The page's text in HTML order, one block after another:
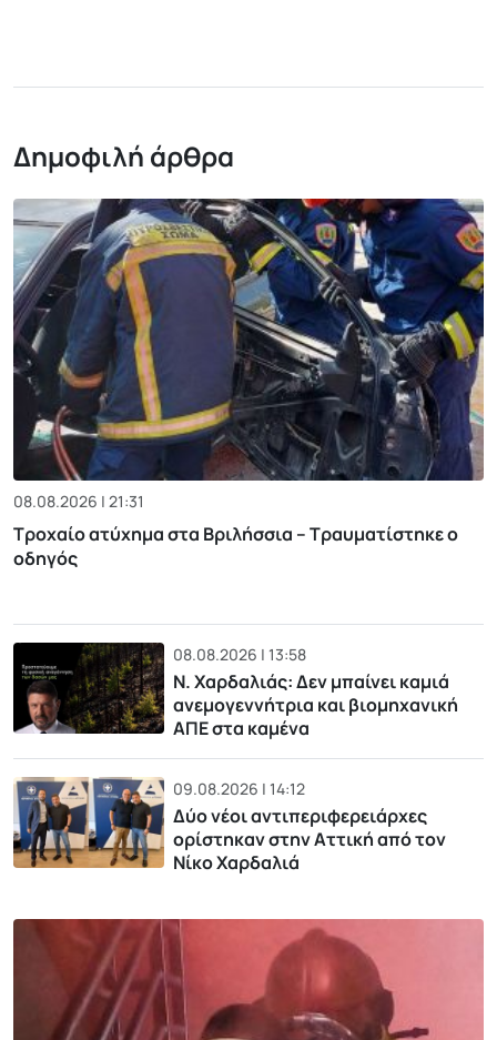
Δημοφιλή άρθρα
08.08.2026 | 21:31
Τροχαίο ατύχημα στα Βριλήσσια – Τραυματίστηκε ο
οδηγός
08.08.2026 | 13:58
Ν. Χαρδαλιάς: Δεν μπαίνει καμιά
ανεμογεννήτρια και βιομηχανική
ΑΠΕ στα καμένα
09.08.2026 | 14:12
Δύο νέοι αντιπεριφερειάρχες
ορίστηκαν στην Αττική από τον
Νίκο Χαρδαλιά